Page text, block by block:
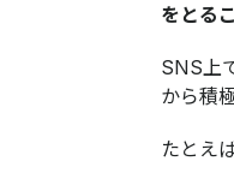
をとる
SNS上
から積
たとえ